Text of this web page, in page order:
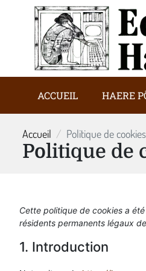
ACCUEIL HAERE
Accueil Politique de cookies
Politique de
Cette politique de cookies a
résidents permanents légaux
1. Introduction